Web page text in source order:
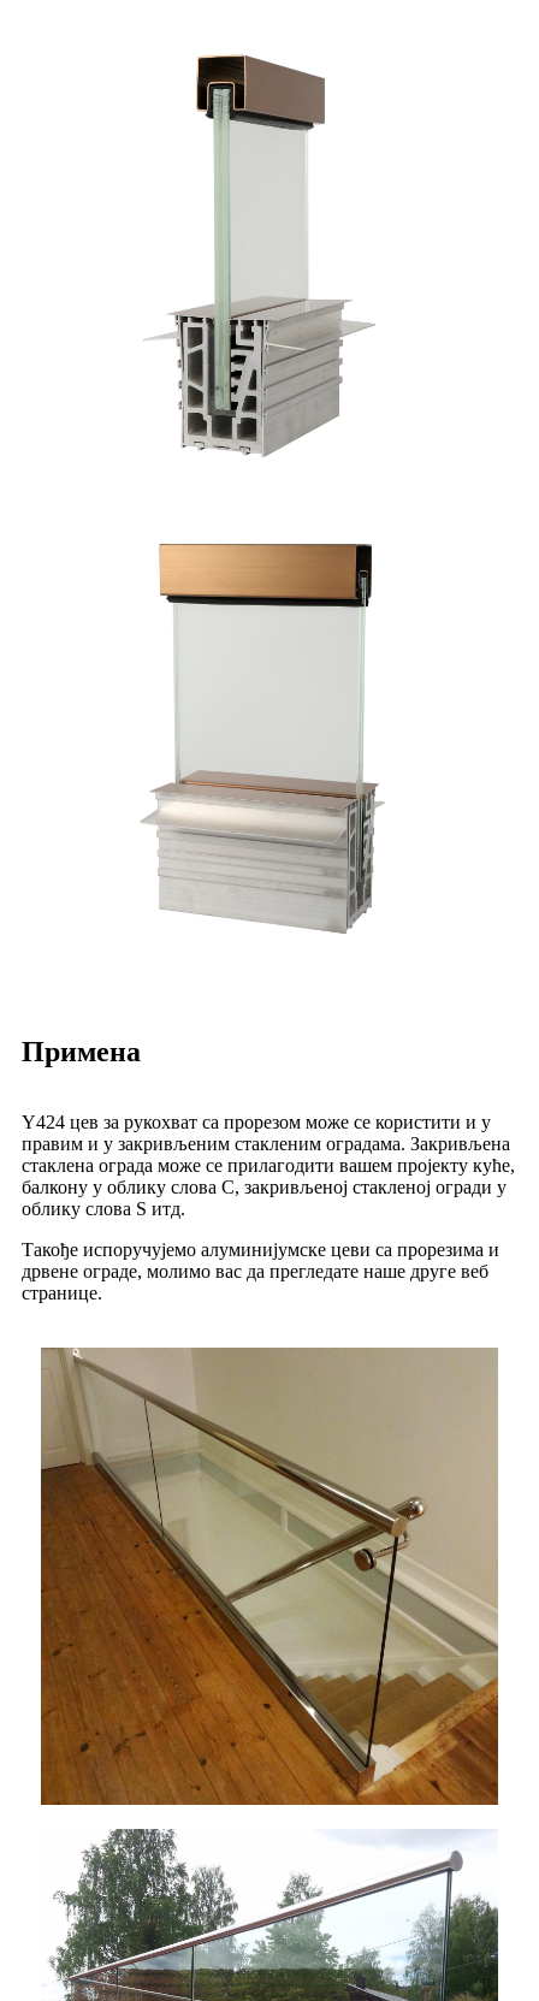
Примена
Y424 цев за рукохват са прорезом може се користити и у
правим и у закривљеним стакленим оградама. Закривљена
стаклена ограда може се прилагодити вашем пројекту куће,
балкону у облику слова C, закривљеној стакленој огради у
облику слова S итд.
Такође испоручујемо алуминијумске цеви са прорезима и
дрвене ограде, молимо вас да прегледате наше друге веб
странице.